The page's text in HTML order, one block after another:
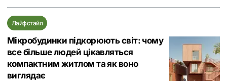
Лайфстайл
Мікробудинки підкорюють світ: чому
все більше людей цікавляться
компактним житлом та як воно
виглядає